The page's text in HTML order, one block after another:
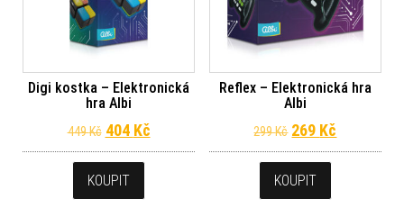
Digi kostka – Elektronická
hra Albi
449Kč Původní cena byla: 449 Kč.
404 KčAktuální cena je: 404 Kč.
KOUPIT
Reflex – Elektronická hra
Albi
299Kč Původní cena
269 Kč
KOUPIT